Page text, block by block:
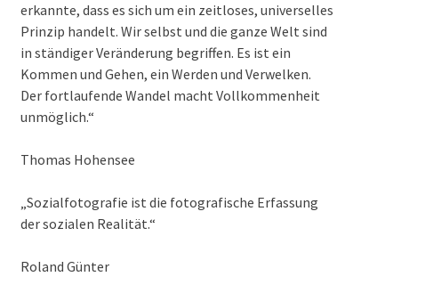
erkannte, dass es sich um ein zeitloses, universelles
Prinzip handelt. Wir selbst und die ganze Welt sind
in ständiger Veränderung begriffen. Es ist ein
Kommen und Gehen, ein Werden und Verwelken.
Der fortlaufende Wandel macht Vollkommenheit
unmöglich.“
Thomas Hohensee
„Sozialfotografie ist die fotografische Erfassung
der sozialen Realität.“
Roland Günter